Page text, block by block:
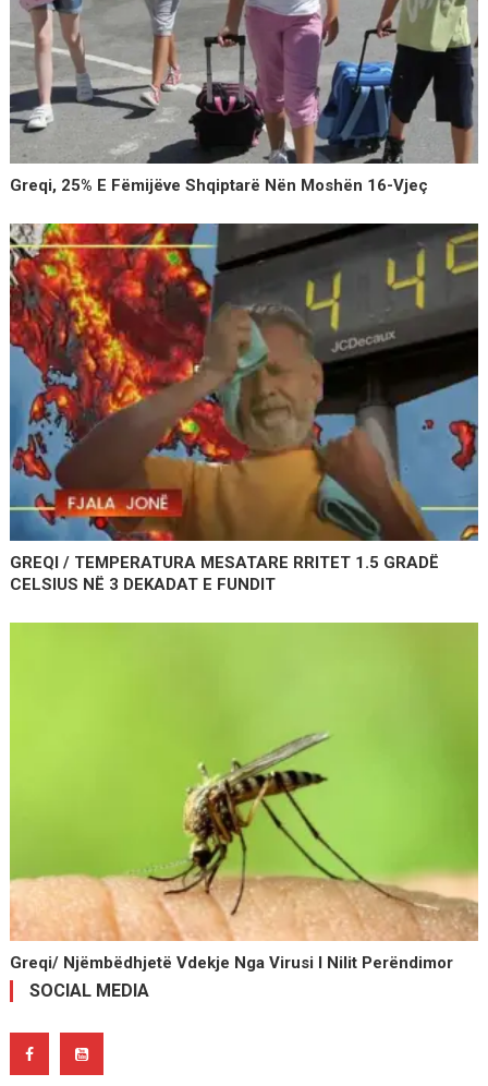
Greqi, 25% E Fëmijëve Shqiptarë Nën Moshën 16-Vjeç
GREQI / TEMPERATURA MESATARE RRITET 1.5 GRADË
CELSIUS NË 3 DEKADAT E FUNDIT
Greqi/ Njëmbëdhjetë Vdekje Nga Virusi I Nilit Perëndimor
SOCIAL MEDIA